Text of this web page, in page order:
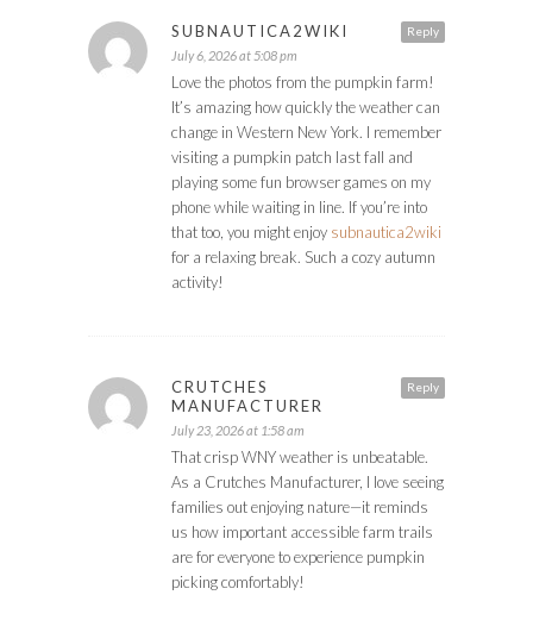
Reply
SUBNAUTICA2WIKI
July 6, 2026 at 5:08 pm
Love the photos from the pumpkin farm!
It’s amazing how quickly the weather can
change in Western New York. I remember
visiting a pumpkin patch last fall and
playing some fun browser games on my
phone while waiting in line. If you’re into
that too, you might enjoy subnautica2wiki
for a relaxing break. Such a cozy autumn
activity!
Reply
CRUTCHES
MANUFACTURER
July 23, 2026 at 1:58 am
That crisp WNY weather is unbeatable.
As a Crutches Manufacturer, I love seeing
families out enjoying nature—it reminds
us how important accessible farm trails
are for everyone to experience pumpkin
picking comfortably!